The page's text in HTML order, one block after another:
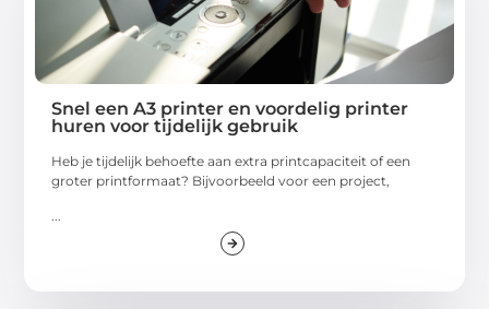
Snel een A3 printer en voordelig printer
huren voor tijdelijk gebruik
Heb je tijdelijk behoefte aan extra printcapaciteit of een
groter printformaat? Bijvoorbeeld voor een project,
...